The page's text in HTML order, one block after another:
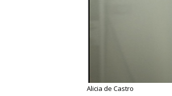
Alicia de Castro